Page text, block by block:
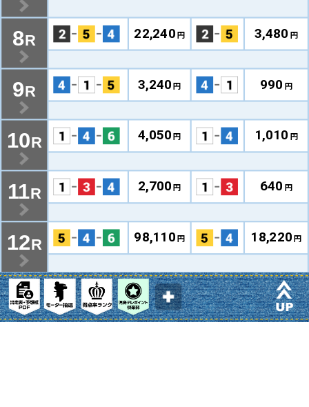
8R 22,240円 3,480 円
9R 3,240 円 990 円
10R 4,050 円 1,010 円
11R 2,700 円 640 円
12R 98,110円 18,220円
◀︎BACK